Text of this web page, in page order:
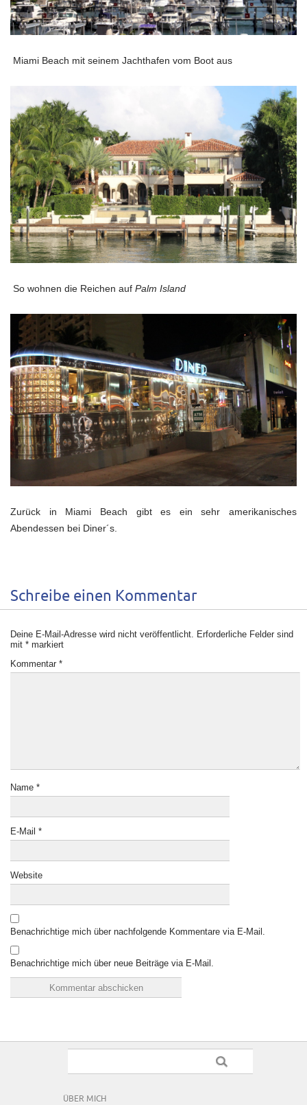
Miami Beach mit seinem Jachthafen vom Boot aus
So wohnen die Reichen auf Palm Island
Zurück in Miami Beach gibt es ein sehr amerikanisches
Abendessen bei Diner´s.
Schreibe einen Kommentar
Deine E-Mail-Adresse wird nicht veröffentlicht. Erforderliche Felder sind
mit * markiert
Kommentar *
Name *
E-Mail *
Website
Benachrichtige mich über nachfolgende Kommentare via E-Mail.
Benachrichtige mich über neue Beiträge via E-Mail.
ÜBER MICH